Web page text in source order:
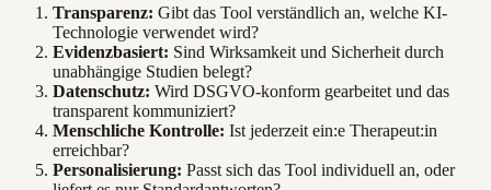
Transparenz: Gibt das Tool verständlich an, welche KI-
Technologie verwendet wird?
Evidenzbasiert: Sind Wirksamkeit und Sicherheit durch
unabhängige Studien belegt?
Datenschutz: Wird DSGVO-konform gearbeitet und das
transparent kommuniziert?
Menschliche Kontrolle: Ist jederzeit ein:e Therapeut:in
erreichbar?
Personalisierung: Passt sich das Tool individuell an, oder